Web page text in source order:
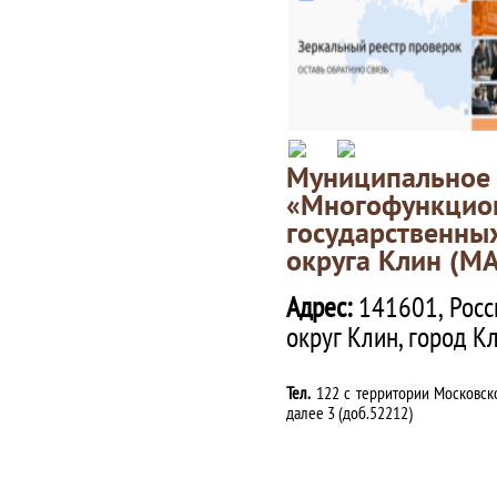
округа Клин
Адрес:141601,
округ Клин, город
Тел. 122 с территории
далее 3 (доб.52212)